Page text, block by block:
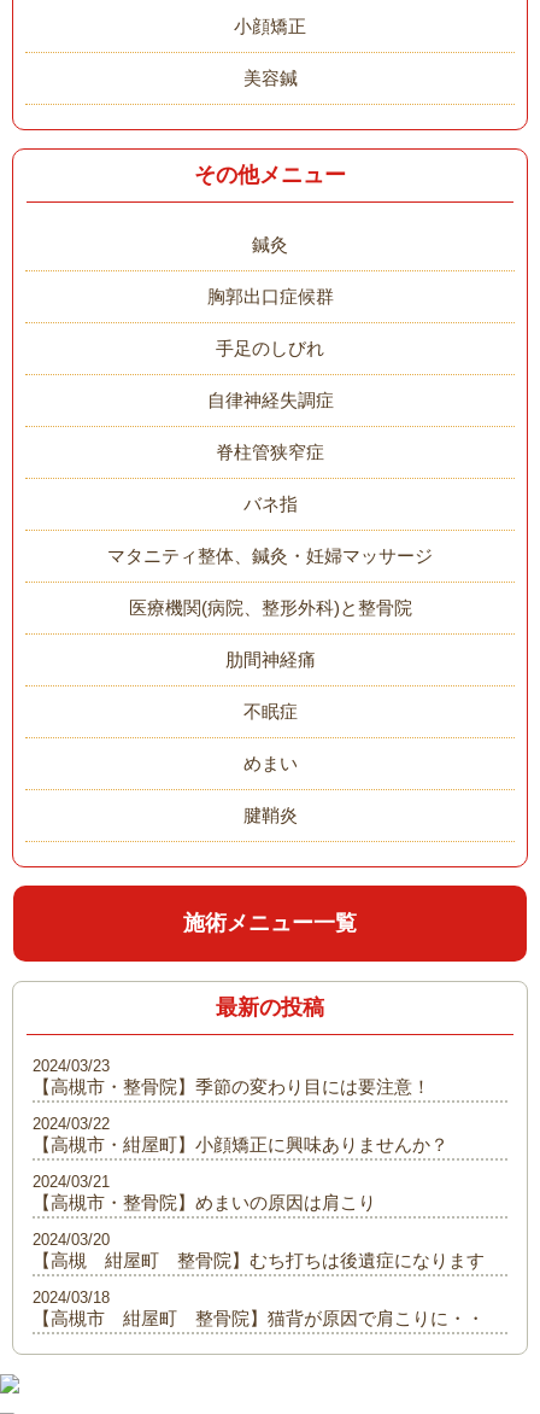
小顔矯正
美容鍼
その他メニュー
鍼灸
胸郭出口症候群
手足のしびれ
自律神経失調症
脊柱管狭窄症
バネ指
マタニティ整体、鍼灸・妊婦マッサージ
医療機関(病院、整形外科)と整骨院
肋間神経痛
不眠症
めまい
腱鞘炎
施術メニュー一覧
最新の投稿
【高槻市・整骨院】季節の変わり目には要注意！
2024/03/23
【高槻市・紺屋町】小顔矯正に興味ありませんか？
2024/03/22
【高槻市・整骨院】めまいの原因は肩こり
2024/03/21
【高槻 紺屋町 整骨院】むち打ちは後遺症になります
2024/03/20
【高槻市 紺屋町 整骨院】猫背が原因で肩こりに・・
2024/03/18